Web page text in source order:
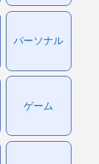
パーソナル
ゲーム